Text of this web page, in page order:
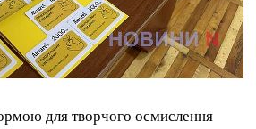
для творчого осмислення